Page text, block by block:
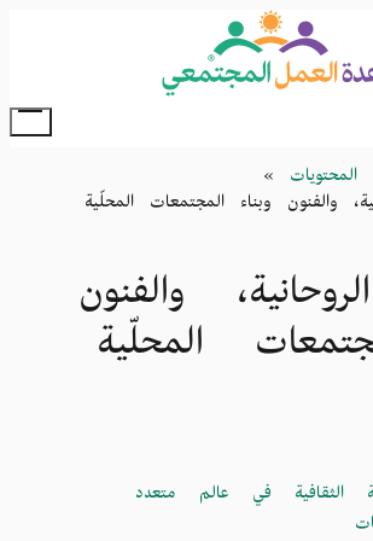
المحتويات
والفنون وبناء المجتمعات المحلّية
والفنون
المحلّية
الثقافية في عالم متعدد